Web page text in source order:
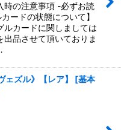
時の注意事項 -必ずお読
ードの状態について】
ルカードに関しましては
出品させて頂いておりま
ェズル》【レア】 [基本